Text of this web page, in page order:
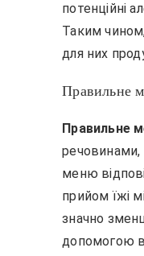
потенційні
Таким
для них
Правильне
Правильне
меню
прийом їжі
значно
допомогою